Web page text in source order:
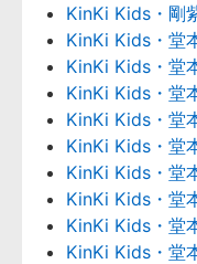
KinKi Kids・剛
KinKi Kids・堂
KinKi Kids・堂
KinKi Kids・堂
KinKi Kids・堂
KinKi Kids・堂
KinKi Kids・堂
KinKi Kids・堂
KinKi Kids・堂
KinKi Kids・堂